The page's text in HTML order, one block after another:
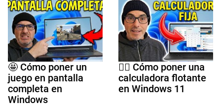
🤩 Cómo poner un
juego en pantalla
completa en
Windows
🤷‍♀️ Cómo poner una
calculadora flotante
en Windows 11